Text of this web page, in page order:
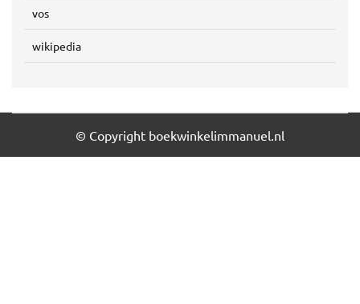
vos
wikipedia
© Copyright boekwinkelimmanuel.nl